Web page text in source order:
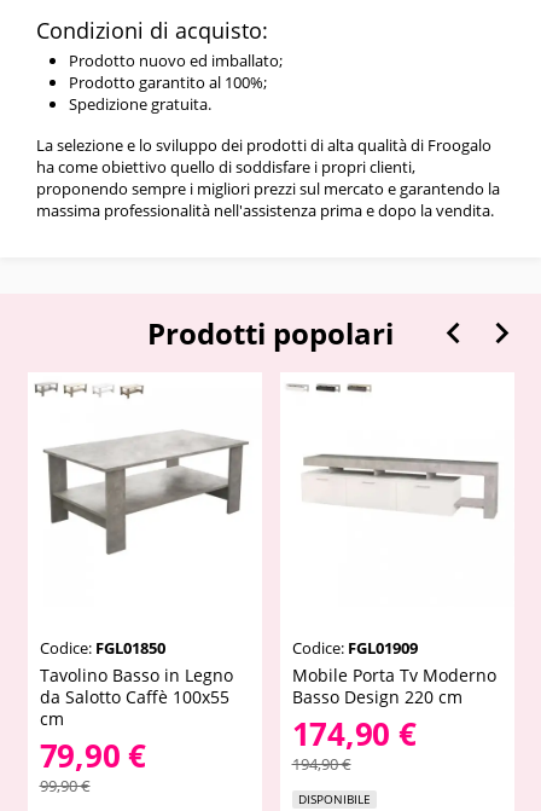
Condizioni di acquisto:
Prodotto nuovo ed imballato;
Prodotto garantito al 100%;
Spedizione gratuita.
La selezione e lo sviluppo dei prodotti di alta qualità di Froogalo
ha come obiettivo quello di soddisfare i propri clienti,
proponendo sempre i migliori prezzi sul mercato e garantendo la
massima professionalità nell'assistenza prima e dopo la vendita.
Prodotti popolari
Codice: FGL01850
Tavolino Basso in Legno
da Salotto Caffè 100x55
cm
79,90 €
99,90 €
Codice: FGL01909
Mobile Porta Tv Moderno
Basso Design 220 cm
174,90 €
194,90 €
DISPONIBILE
 